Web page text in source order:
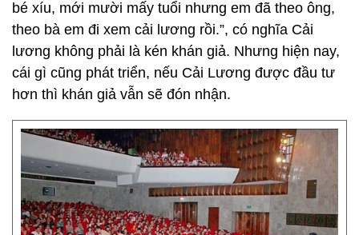
bé xíu, mới mười mấy tuổi nhưng em đã theo ông,
theo bà em đi xem cải lương rồi.”, có nghĩa Cải
lương không phải là kén khán giả. Nhưng hiện nay,
cái gì cũng phát triển, nếu Cải Lương được đầu tư
hơn thì khán giả vẫn sẽ đón nhận.